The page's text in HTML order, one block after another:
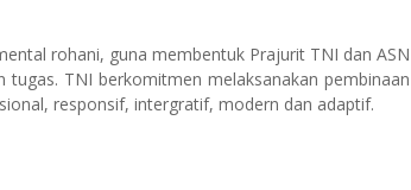
rohani, guna membentuk Prajurit TNI dan ASN
TNI berkomitmen melaksanakan pembinaan
responsif, intergratif, modern dan adaptif.